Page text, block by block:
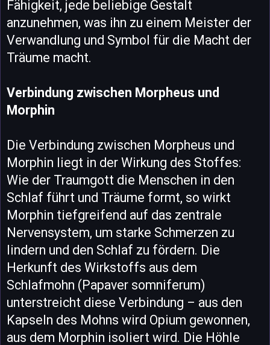
Fähigkeit, jede beliebige Gestalt
anzunehmen, was ihn zu einem Meister der
Verwandlung und Symbol für die Macht der
Träume macht.
Verbindung zwischen Morpheus und
Morphin
Die Verbindung zwischen Morpheus und
Morphin liegt in der Wirkung des Stoffes:
Wie der Traumgott die Menschen in den
Schlaf führt und Träume formt, so wirkt
Morphin tiefgreifend auf das zentrale
Nervensystem, um starke Schmerzen zu
lindern und den Schlaf zu fördern. Die
Herkunft des Wirkstoffs aus dem
Schlafmohn (Papaver somniferum)
unterstreicht diese Verbindung – aus den
Kapseln des Mohns wird Opium gewonnen,
aus dem Morphin isoliert wird. Die Höhle